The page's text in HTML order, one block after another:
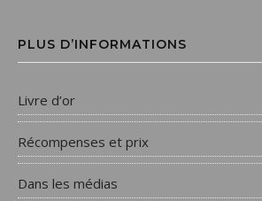
PLUS D’INFORMATIONS
Livre d’or
Récompenses et prix
Dans les médias